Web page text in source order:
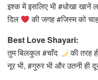
इश्क में इसलिए भी #धोखा खानें
दिल
की जगह #जिस्म को
Best Love Shayari:
तुम बिलकुल #चाँद
की तरह
नूर भी, #गुरुर भी और उतनी ही